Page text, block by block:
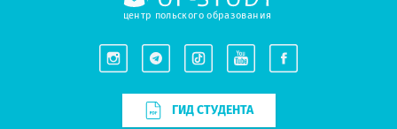
центр польского образования
ГИД СТУДЕНТА